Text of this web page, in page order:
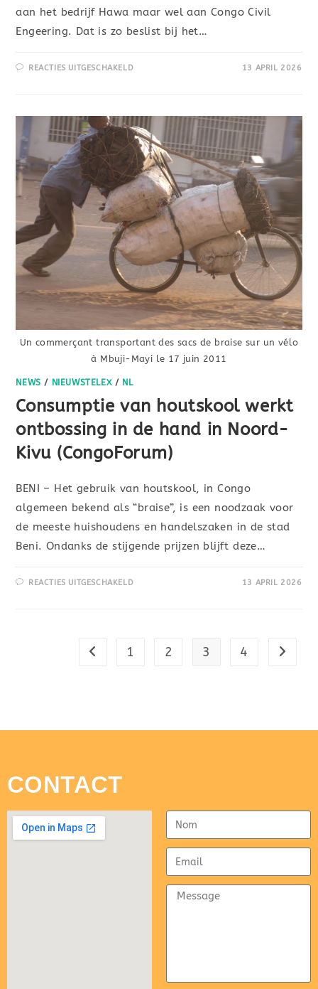
aan het bedrijf Hawa maar wel aan Congo Civil
Engeering. Dat is zo beslist bij het…
REACTIES UITGESCHAKELD 13 APRIL 2026
Un commerçant transportant des sacs de braise sur un vélo
à Mbuji-Mayi le 17 juin 2011
NEWS / NIEUWSTELEX/ NL
Consumptie van houtskool werkt
ontbossing in de hand in Noord-
Kivu (CongoForum)
BENI – Het gebruik van houtskool, in Congo
algemeen bekend als “braise”, is een noodzaak voor
de meeste huishoudens en handelszaken in de stad
Beni. Ondanks de stijgende prijzen blijft deze…
REACTIES UITGESCHAKELD 13 APRIL 2026
1 2 3 4
CONTACT